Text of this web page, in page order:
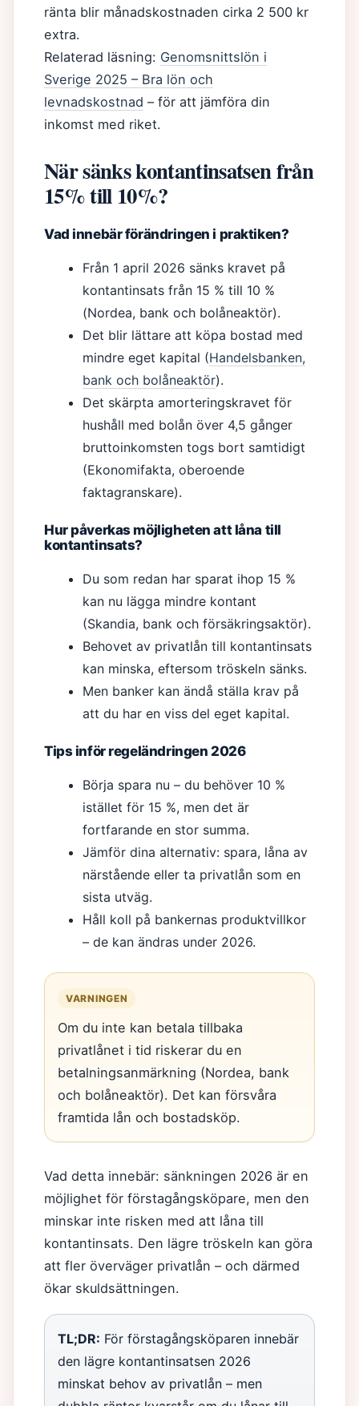
ränta blir månadskostnaden cirka 2 500 kr
extra.
Relaterad läsning: Genomsnittslön i
Sverige 2025 – Bra lön och
levnadskostnad – för att jämföra din
inkomst med riket.
När sänks kontantinsatsen från
15% till 10%?
Vad innebär förändringen i praktiken?
Från 1 april 2026 sänks kravet på
kontantinsats från 15 % till 10 %
(Nordea, bank och bolåneaktör).
Det blir lättare att köpa bostad med
mindre eget kapital (Handelsbanken,
bank och bolåneaktör).
Det skärpta amorteringskravet för
hushåll med bolån över 4,5 gånger
bruttoinkomsten togs bort samtidigt
(Ekonomifakta, oberoende
faktagranskare).
Hur påverkas möjligheten att låna till
kontantinsats?
Du som redan har sparat ihop 15 %
kan nu lägga mindre kontant
(Skandia, bank och försäkringsaktör).
Behovet av privatlån till kontantinsats
kan minska, eftersom tröskeln sänks.
Men banker kan ändå ställa krav på
att du har en viss del eget kapital.
Tips inför regeländringen 2026
Börja spara nu – du behöver 10 %
istället för 15 %, men det är
fortfarande en stor summa.
Jämför dina alternativ: spara, låna av
närstående eller ta privatlån som en
sista utväg.
Håll koll på bankernas produktvillkor
– de kan ändras under 2026.
VARNINGEN
Om du inte kan betala tillbaka
privatlånet i tid riskerar du en
betalningsanmärkning (Nordea, bank
och bolåneaktör). Det kan försvåra
framtida lån och bostadsköp.
Vad detta innebär: sänkningen 2026 är en
möjlighet för förstagångsköpare, men den
minskar inte risken med att låna till
kontantinsats. Den lägre tröskeln kan göra
att fler överväger privatlån – och därmed
ökar skuldsättningen.
TL;DR: För förstagångsköparen innebär
den lägre kontantinsatsen 2026
minskat behov av privatlån – men